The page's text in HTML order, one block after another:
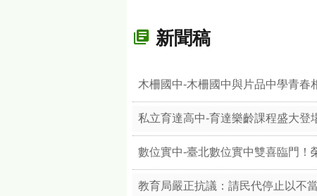
新聞稿
木柵國中-木柵國中與片品中學青春
私立育達高中-育達樂齡課程盛大登
教育局嚴正抗議：請民代停止以不